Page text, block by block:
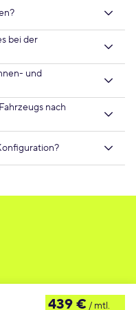
bei der
und
nach
439 € / mtl.